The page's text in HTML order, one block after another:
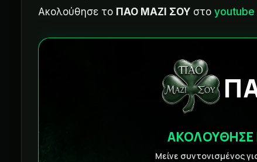
Ακολούθησε το ΠΑΟ ΜΑΖΙ ΣΟΥ στο youtube
ΑΚΟΛΟΥΘΗΣΕ
Μείνε συντονισμένος